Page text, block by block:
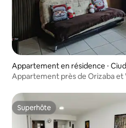
Appartement en résidence ⋅
Appartement près de Orizaba et
Superhôte
Superhôte